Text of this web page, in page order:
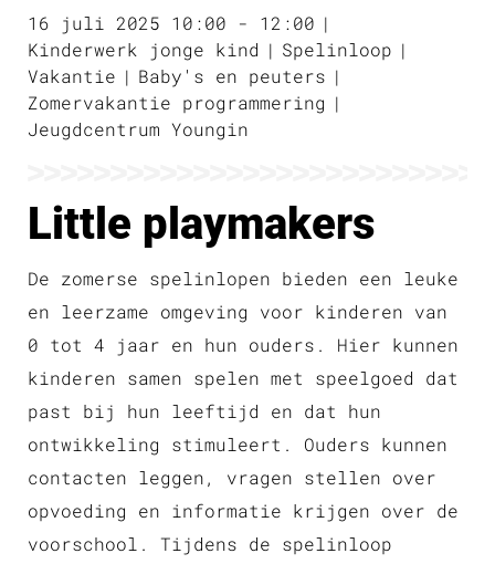
16 juli 2025 10:00 - 12:00
Kinderwerk jonge kind
Spelinloop
Vakantie
Baby's en peuters
Zomervakantie programmering
Jeugdcentrum Youngin
Little playmakers
De zomerse spelinlopen bieden een leuke
en leerzame omgeving voor kinderen van
0 tot 4 jaar en hun ouders. Hier kunnen
kinderen samen spelen met speelgoed dat
past bij hun leeftijd en dat hun
ontwikkeling stimuleert. Ouders kunnen
contacten leggen, vragen stellen over
opvoeding en informatie krijgen over de
voorschool. Tijdens de spelinloop